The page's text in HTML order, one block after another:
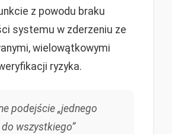
z powodu braku
systemu w zderzeniu ze
wielowątkowymi
ryzyka.
podejście „jednego
wszystkiego”